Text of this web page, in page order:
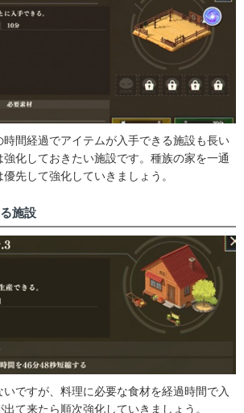
間経過でアイテムが入手できる施設も長い
化しておきたい施設です。種族の家を一通
先して強化していきましょう。
施設
ですが、料理に必要な食材を経過時間で入
て来たら順次強化していきましょう。